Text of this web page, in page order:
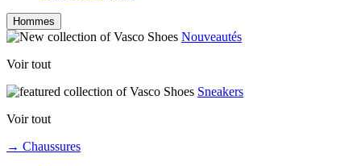
Hommes
Nouveautés
Voir tout
Sneakers
Voir tout
→ Chaussures